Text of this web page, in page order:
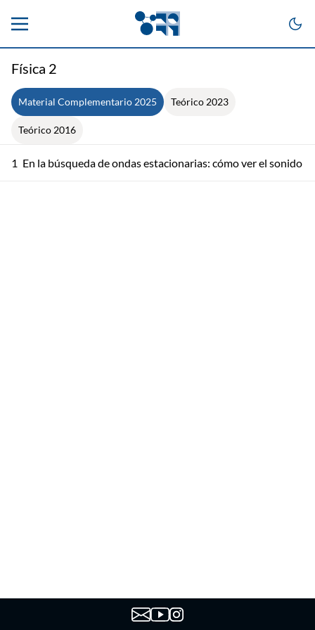
Física 2
Material Complementario 2025 Teórico 2023
Teórico 2016
1 En la búsqueda de ondas estacionarias: cómo ver el sonido